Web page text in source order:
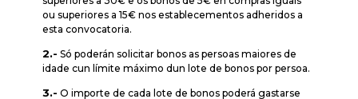
ou superiores a 15€ nos establecementos adheridos a
esta convocatoria.
2.- Só poderán solicitar bonos as persoas maiores de
idade cun límite máximo dun lote de bonos por persoa.
3.- O importe de cada lote de bonos poderá gastarse